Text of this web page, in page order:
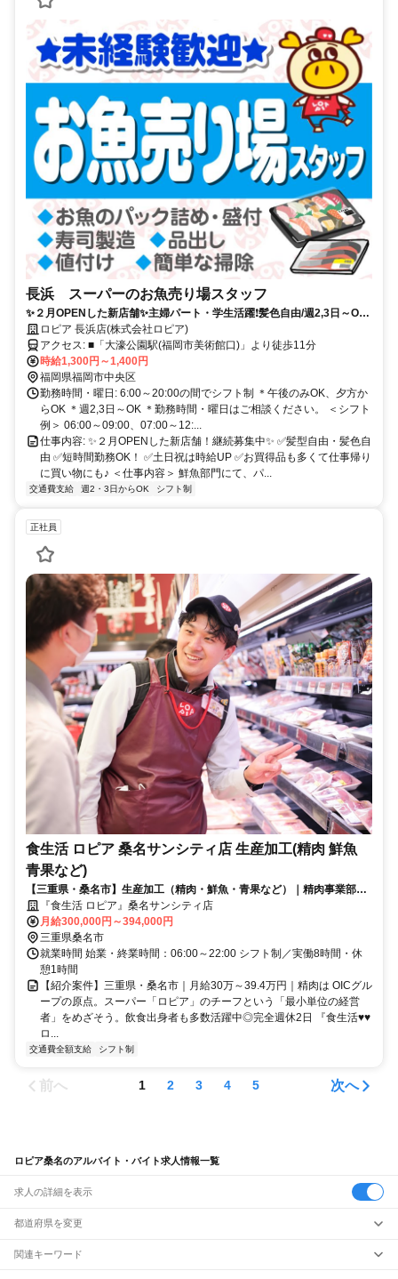
長浜 スーパーのお魚売り場スタッフ
✨２月OPENした新店舗✨主婦パート・学生活躍❗︎髪色自由/週2,3日～OK/
短時間OK
ロピア 長浜店(株式会社ロピア)
アクセス: ■「大濠公園駅(福岡市美術館口)」より徒歩11分
時給1,300円～1,400円
福岡県福岡市中央区
勤務時間・曜日: 6:00～20:00の間でシフト制 ＊午後のみOK、夕方か
らOK ＊週2,3日～OK ＊勤務時間・曜日はご相談ください。 ＜シフト
例＞ 06:00～09:00、07:00～12:...
仕事内容: ✨２月OPENした新店舗！継続募集中✨ ✅️髪型自由・髪色自
由 ✅️短時間勤務OK！ ✅️土日祝は時給UP ✅️お買得品も多くて仕事帰り
に買い物にも♪ ＜仕事内容＞ 鮮魚部門にて、パ...
交通費支給 週2・3日からOK シフト制
正社員
食生活 ロピア 桑名サンシティ店 生産加工(精肉 鮮魚
青果など)
【三重県・桑名市】生産加工（精肉・鮮魚・青果など）｜精肉事業部／
一般『食生活 ロピア』桑名サンシティ店
月給300,000円～394,000円
三重県桑名市
就業時間 始業・終業時間：06:00～22:00 シフト制／実働8時間・休
憩1時間
【紹介案件】三重県・桑名市｜月給30万～39.4万円｜精肉は OICグル
ープの原点。スーパー「ロピア」のチーフという「最小単位の経営
者」をめざそう。飲食出身者も多数活躍中◎完全週休2日 『食生活♥♥
ロ...
交通費全額支給 シフト制
前へ 1 2 3 4 5 次へ
ロピア桑名のアルバイト・バイト求人情報一覧
求人の詳細を表示
都道府県を変更
関連キーワード